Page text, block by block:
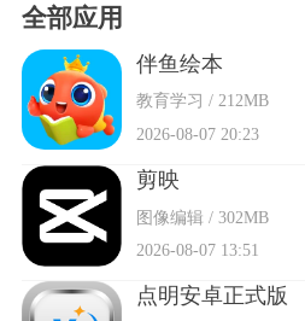
与入声等特征。多数程序提供青年
立声线，部分粤语配音软件免费版
温柔等情绪标签，可调节语速与停
持离线合成模式与在线高精度两套
为通用音频格式。部分软件内嵌背
容普通话、客家话及潮汕话等多语
全部应用
伴鱼绘本
教育学习 / 212MB
2026-08-07 20:23
剪映
图像编辑 / 302MB
2026-08-07 13:51
点明安卓正式版